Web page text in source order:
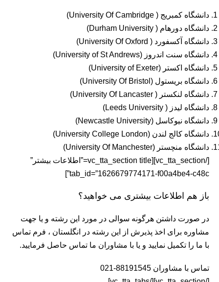
دانشگاه کمبریج ( University Of Cambridge)
دانشگاه دورهام ( Durham University)
دانشگاه آکسفورد ( University Of Oxford)
دانشگاه سنت اندروز (University of St Andrews)
دانشگاه اکستر (University of Exeter)
دانشگاه بریستول (University Of Bristol)
دانشگاه لنکستر ( University Of Lancaster)
دانشگاه لیدز ( Leeds University)
دانشگاه نیوکاسل (Newcastle University)
دانشگاه کالج لندن (University College London)
دانشگاه منچستر (University Of Manchester)
[/vc_tta_section][vc_tta_section title=”اطلاعات بیشتر”
tab_id=”1626679774171-f00a4be4-c48c”]
باز هم اطلاعات بیشتری می خواهید؟
در صورت داشتن هرگونه سوالی در مورد این رشته و یا جهت
مشاوره برای اخذ پذیرش از این رشته در انگلستان ، فرم تماس
با ما را تکمیل نمایید و یا با مشاوران ما تماس حاصل فرمایید.
تماس با مشاوران 88191545-021